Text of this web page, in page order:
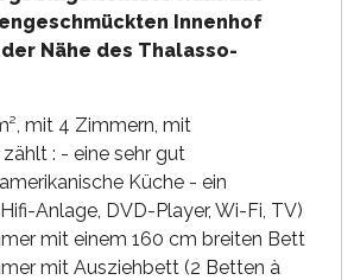
Innenhof
Nähe des Thalasso-
mit 4 Zimmern, mit
: - eine sehr gut
Küche - ein
Anlage, DVD-Player, Wi-Fi, TV)
mit einem 160 cm breiten Bett
mit Ausziehbett (2 Betten à